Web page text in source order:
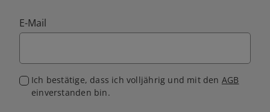
E-Mail
Ich bestätige, dass ich volljährig und mit den AGB
einverstanden bin.